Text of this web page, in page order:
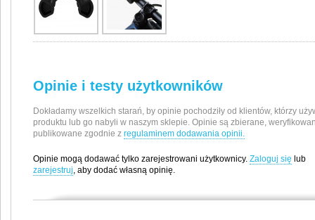
Opinie i testy użytkowników
Dokładamy wszelkich starań, by opinie pochodziły od klientów, którzy
produktu lub go nabyli w naszym sklepie. Opinie są zbierane,
publikowane zgodnie z regulaminem dodawania opinii.
Opinie mogą dodawać tylko zarejestrowani użytkownicy. Zaloguj się lub
zarejestruj, aby dodać własną opinię.
Producent / Importer